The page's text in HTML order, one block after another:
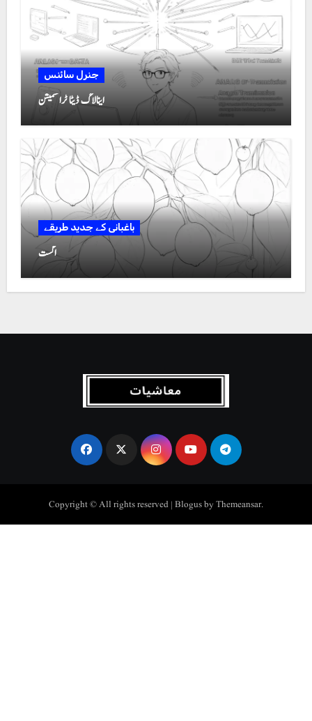
جنرل سائنس
اینالاگ ڈیٹا ٹرانسمیشن
باغبانی کے جدید طریقے
اگست
Copyright © All rights reserved |BlogusbyThemeansar.